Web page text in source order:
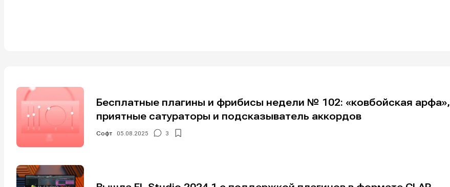
Бесплатные плагины и фрибисы недели № 102: «ковбойская арфа»,
приятные сатураторы и подсказыватель аккордов
Софт 05.08.2025 3